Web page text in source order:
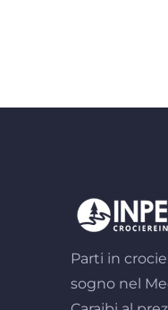
Parti in
sogno nel